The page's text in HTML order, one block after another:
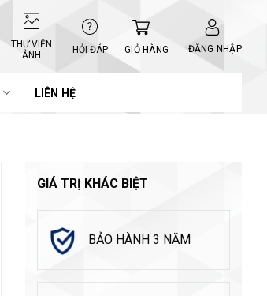
THƯ VIỆN
ẢNH
HỎI ĐÁP GIỎ HÀNG ĐĂNG NHẬP
LIÊN HỆ
GIÁ TRỊ KHÁC BIỆT
BẢO HÀNH 3 NĂM